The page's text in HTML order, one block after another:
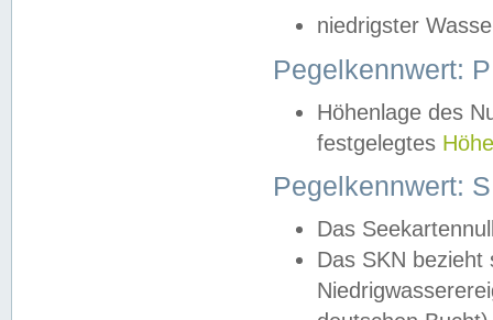
niedrigster
Pegelkennwert:
Höhenlage des
festgelegtes
Pegelkennwert:
Das
Das SKN